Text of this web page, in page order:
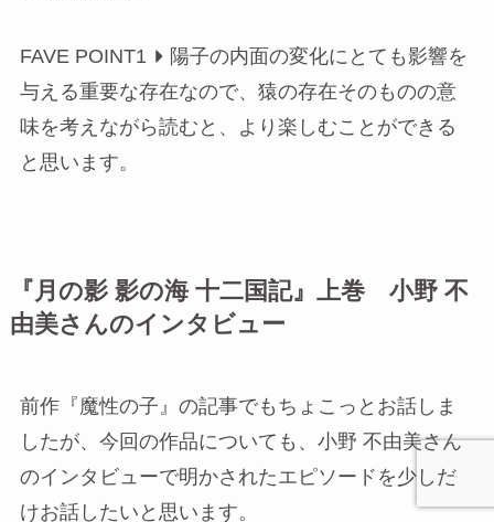
FAVE POINT1
陽子の内面の変化にとても影響を
与える重要な存在なので、猿の存在そのものの意
味を考えながら読むと、より楽しむことができる
と思います。
『月の影 影の海 十二国記』上巻 小野 不
由美さんのインタビュー
前作『魔性の子』の記事でもちょこっとお話しま
したが、今回の作品についても、小野 不由美さん
のインタビューで明かされたエピソードを少しだ
けお話したいと思います。